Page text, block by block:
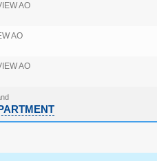
AO
AO
AO